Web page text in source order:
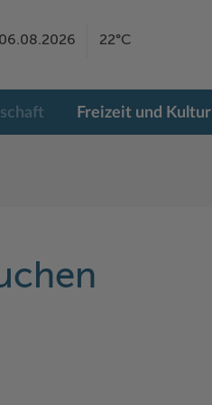
22°C
Freizeit und Kultur